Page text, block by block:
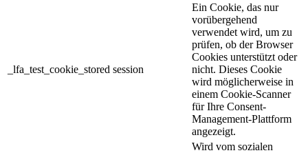
_lfa_test_cookie_stored session
Ein Cookie, das nur
vorübergehend
verwendet wird, um zu
prüfen, ob der Browser
Cookies unterstützt oder
nicht. Dieses Cookie
wird möglicherweise in
einem Cookie-Scanner
für Ihre Consent-
Management-Plattform
angezeigt.
Wird vom sozialen